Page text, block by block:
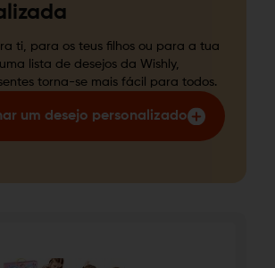
ti, para os teus filhos ou para a tua
lista de desejos da Wishly,
torna-se mais fácil para todos.
um desejo personalizado